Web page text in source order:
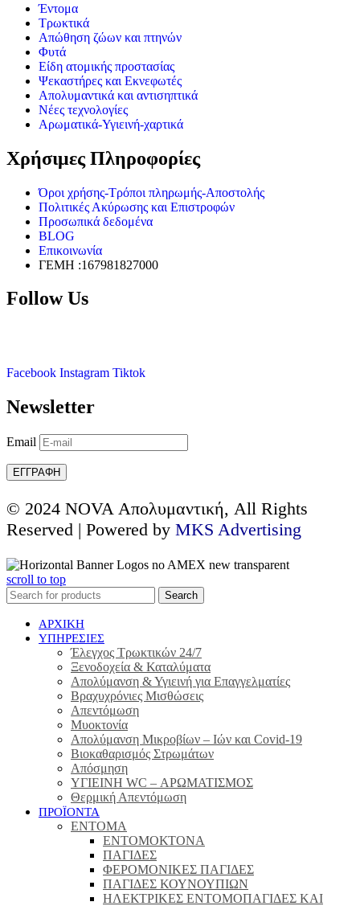
Έντομα
Τρωκτικά
Απώθηση ζώων και πτηνών
Φυτά
Είδη ατομικής προστασίας
Ψεκαστήρες και Εκνεφωτές
Απολυμαντικά και αντισηπτικά
Νέες τεχνολογίες
Αρωματικά-Υγιεινή-χαρτικά
Χρήσιμες Πληροφορίες
Όροι χρήσης-Τρόποι πληρωμής-Αποστολής
Πολιτικές Ακύρωσης και Επιστροφών
Προσωπικά δεδομένα
BLOG
Επικοινωνία
ΓΕΜΗ :167981827000
Follow Us
Facebook Instagram Tiktok
Newsletter
Email
© 2024 NOVA Απολυμαντική, All Rights
Reserved | Powered by MKS Advertising
scroll to top
Search
ΑΡΧΙΚΗ
ΥΠΗΡΕΣΙΕΣ
Έλεγχος Τρωκτικών 24/7
Ξενοδοχεία & Καταλύματα
Απολύμανση & Υγιεινή για Επαγγελματίες
Βραχυχρόνιες Μισθώσεις
Απεντόμωση
Μυοκτονία
Απολύμανση Μικροβίων – Ιών και Covid-19
Βιοκαθαρισμός Στρωμάτων
Απόσμηση
ΥΓΙΕΙΝΗ WC – ΑΡΩΜΑΤΙΣΜΟΣ
Θερμική Απεντόμωση
ΠΡΟΪΟΝΤΑ
ΕΝΤΟΜΑ
ΕΝΤΟΜΟΚΤΟΝΑ
ΠΑΓΙΔΕΣ
ΦΕΡΟΜΟΝΙΚΕΣ ΠΑΓΙΔΕΣ
ΠΑΓΙΔΕΣ ΚΟΥΝΟΥΠΙΩΝ
ΗΛΕΚΤΡΙΚΕΣ ΕΝΤΟΜΟΠΑΓΙΔΕΣ ΚΑΙ